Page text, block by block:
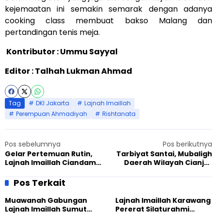
kejemaatan ini semakin semarak dengan adanya
cooking class membuat bakso Malang dan
pertandingan tenis meja.
Kontributor : Ummu Sayyal
Editor : Talhah Lukman Ahmad
Tag DKI Jakarta
Lajnah Imaillah
Perempuan Ahmadiyah
Rishtanata
Pos sebelumnya
Gelar Pertemuan Rutin,
Lajnah Imaillah Ciandam
Pos berikutnya
Tarbiyat Santai, Mubaligh
Daerah Wilayah Cianjur
Takwa
Pos Terkait
Muawanah Gabungan
Lajnah Imaillah Sumut
Lajnah Imaillah Karawang
Pererat Silaturahmi